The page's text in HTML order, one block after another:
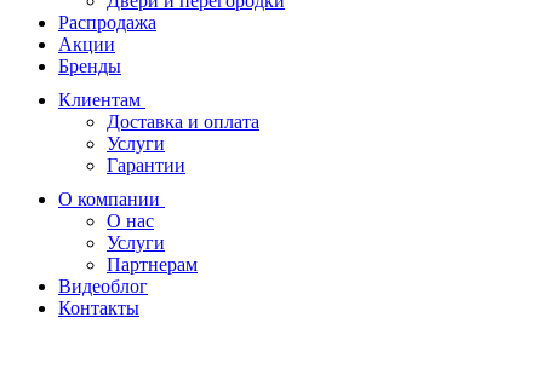
Распродажа
Акции
Бренды
Клиентам
Доставка и оплата
Услуги
Гарантии
О компании
О нас
Услуги
Партнерам
Видеоблог
Контакты